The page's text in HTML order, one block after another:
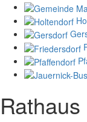
Rathaus